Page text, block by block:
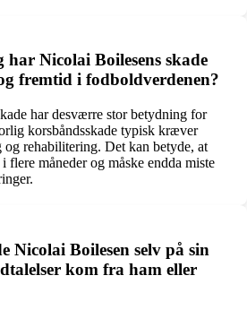
Nicolai Boilesens skade
fremtid i fodboldverdenen?
har desværre stor betydning for
korsbåndsskade typisk kræver
rehabilitering. Det kan betyde, at
måneder og måske endda miste
Nicolai Boilesen selv på sin
kom fra ham eller